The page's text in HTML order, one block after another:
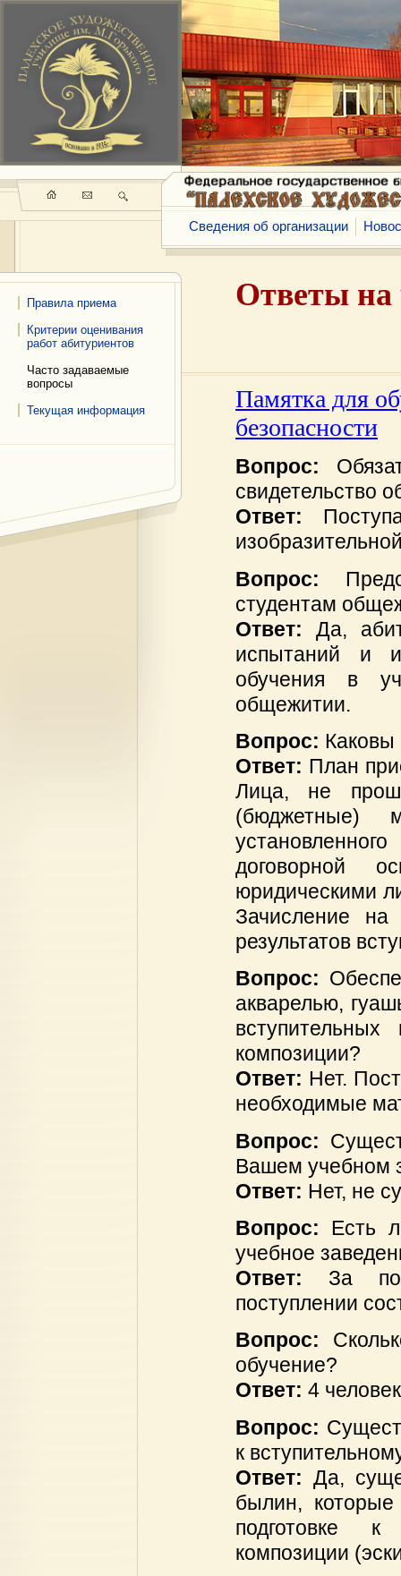
Правила приема
Критерии оценивания
работ абитуриентов
Часто задаваемые
вопросы
Текущая информация
Сведения об организации
Ответы на
Памятка для
безопасности
Вопрос:
свидетельство
Ответ:
Вопрос:
студентам
Ответ: Да,
испытаний и
обучения в
общежитии.
Вопрос:
Ответ: План
Лица, не
(бюджетные)
договорной
юридическими
Зачисление
результатов
Вопрос:
акварелью,
композиции?
Ответ: Нет.
необходимые
Вопрос:
Вашем учебном
Ответ: Нет, не
Вопрос: Есть
учебное
Ответ: За
поступлении
Вопрос:
обучение?
Ответ: 4
Вопрос:
к
Ответ: Да,
былин, которые
подготовке
композиции